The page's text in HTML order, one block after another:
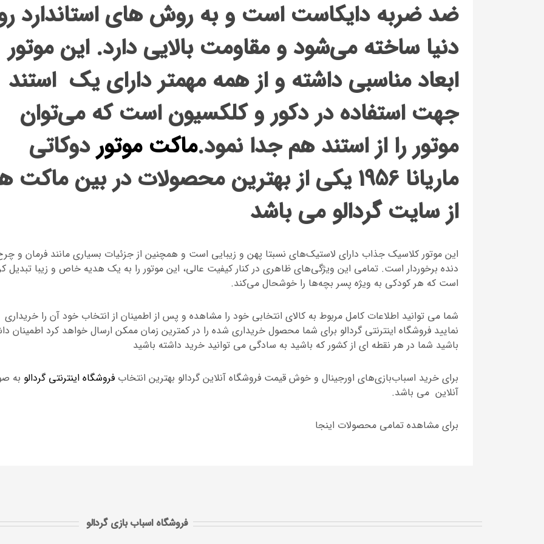
ضد ضربه دایکاست است و به روش های استاندارد
دنیا ساخته می‌شود و مقاومت بالایی دارد. این موتور
ابعاد مناسبی داشته و از همه مهمتر دارای یک استند
جهت استفاده در دکور و کلکسیون است که می‌توان
موتور را از استند هم جدا نمود.ماکت موتوردوکاتی
ماریانا 1956
یکی از بهترین محصولات در بین ماکت
از سایت گردالو می باشد
این موتور کلاسیک جذاب دارای لاستیک‌های نسبتا پهن و زیبایی است و همچنین از جزئیات بسیاری مانند فرمان و
دنده برخوردار است. تمامی این ویژگی‌های ظاهری در کنار کیفیت عالی، این موتور را به یک هدیه خاص و زیبا تبدیل
است که هر کودکی به ویژه پسر بچه‌ها را خوشحال می‌کند.
شما می توانید اطلاعات کامل مربوط به کالای انتخابی خود را مشاهده و پس از اطمینان از انتخاب خود آن را خریداری
نمایید فروشگاه اینترنتی گردالو برای شما محصول خریداری شده را در کمترین زمان ممکن ارسال خواهد کرد اطمینان
باشید شما در هر نقطه ای از کشور که باشید به سادگی می توانید خرید داشته باشید
برای خرید اسباب‌بازی‌های اورجینال و خوش قیمت فروشگاه آنلاین گردالو بهترین انتخاب فروشگاه اینترنتی گردالو به
آنلاین می باشد.
برای مشاهده تمامی محصولات اینجا
فروشگاه اسباب بازی گردالو